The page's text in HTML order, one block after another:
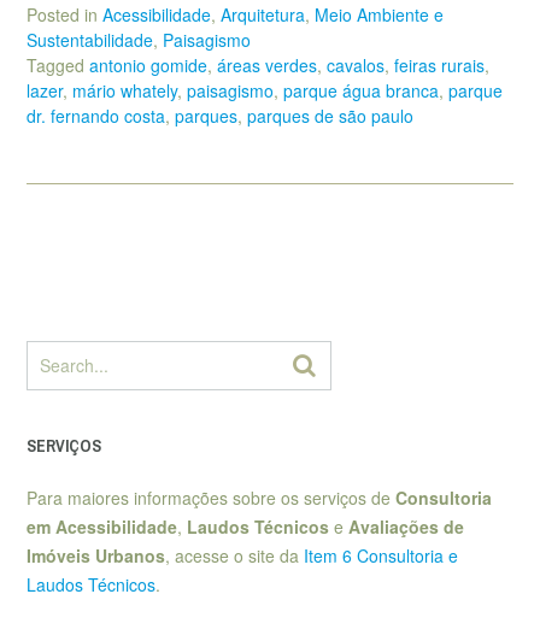
Posted in Acessibilidade, Arquitetura, Meio Ambiente e
Sustentabilidade, Paisagismo
Tagged antonio gomide, áreas verdes, cavalos, feiras rurais,
lazer, mário whately, paisagismo, parque água branca, parque
dr. fernando costa, parques, parques de são paulo
SERVIÇOS
Para maiores informações sobre os serviços de Consultoria
em Acessibilidade, Laudos Técnicos e Avaliações de
Imóveis Urbanos, acesse o site da Item 6 Consultoria e
Laudos Técnicos.